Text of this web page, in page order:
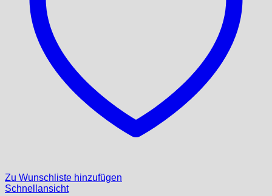
Zu Wunschliste hinzufügen
Schnellansicht